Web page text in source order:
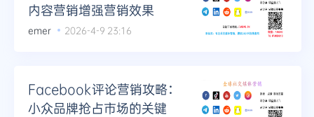
内容营销增强营销效果
emer 2026-4-9 23:16
Facebook评论营销攻略：
小众品牌抢占市场的关键